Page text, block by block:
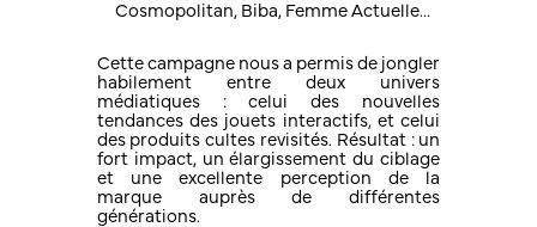
Cosmopolitan, Biba, Femme Actuelle…
Cette campagne nous a permis de jongler
habilement entre deux univers
médiatiques : celui des nouvelles
tendances des jouets interactifs, et celui
des produits cultes revisités. Résultat : un
fort impact, un élargissement du ciblage
et une excellente perception de la
marque auprès de différentes
générations.